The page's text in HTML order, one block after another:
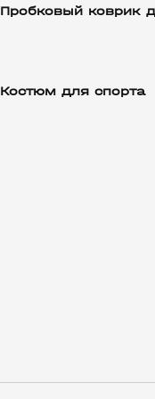
Пробковый коврик
Костюм для спорта